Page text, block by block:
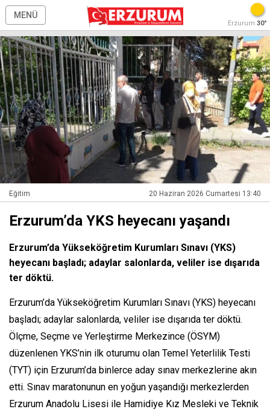
MENÜ
Erzurum 30°
Eğitim 20 Haziran 2026 Cumartesi 13:40
Erzurum’da YKS heyecanı yaşandı
Erzurum’da Yükseköğretim Kurumları Sınavı (YKS)
heyecanı başladı; adaylar salonlarda, veliler ise dışarıda
ter döktü.
Erzurum’da Yükseköğretim Kurumları Sınavı (YKS) heyecanı
başladı; adaylar salonlarda, veliler ise dışarıda ter döktü.
Ölçme, Seçme ve Yerleştirme Merkezince (ÖSYM)
düzenlenen YKS’nin ilk oturumu olan Temel Yeterlilik Testi
(TYT) için Erzurum’da binlerce aday sınav merkezlerine akın
etti. Sınav maratonunun en yoğun yaşandığı merkezlerden
Erzurum Anadolu Lisesi ile Hamidiye Kız Mesleki ve Teknik